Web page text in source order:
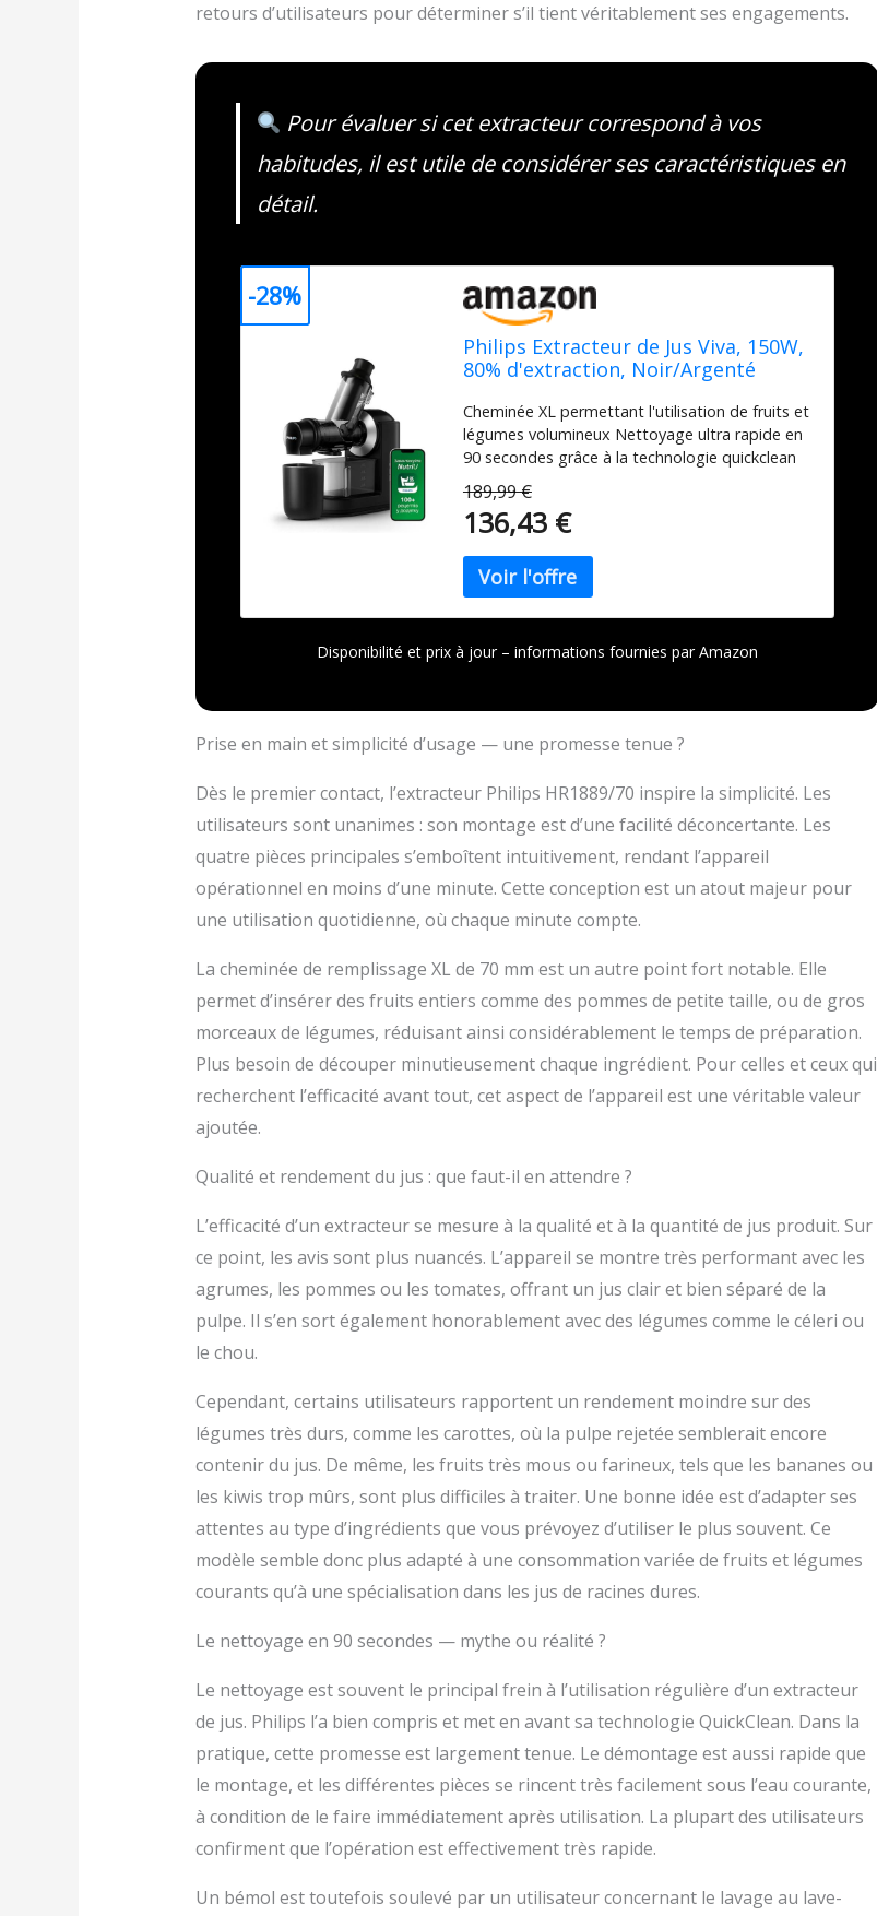
retours d’utilisateurs pour déterminer s’il tient véritablement ses engagements.
Pour évaluer si cet extracteur correspond à vos
habitudes, il est utile de considérer ses caractéristiques en
détail.
Philips Extracteur de Jus Viva, 150W,
80% d'extraction, Noir/Argenté
Cheminée XL permettant l'utilisation de fruits et
légumes volumineux Nettoyage ultra rapide en
90 secondes grâce à la technologie quickclean
innovante Masticating. Rangement et utilisation
simplifié grâce à son design compact.
de recette inclus et application gratuite
"HomeID" pour de délicieuses recettes de jus
189,99 €
136,43 €
-28%
Disponibilité et prix à jour – informations fournies par Amazon
Prise en main et simplicité d’usage — une promesse tenue ?
Dès le premier contact, l’extracteur Philips HR1889/70 inspire la simplicité. Les
utilisateurs sont unanimes : son montage est d’une facilité déconcertante. Les
quatre pièces principales s’emboîtent intuitivement, rendant l’appareil
opérationnel en moins d’une minute. Cette conception est un atout majeur pour
une utilisation quotidienne, où chaque minute compte.
La cheminée de remplissage XL de 70 mm est un autre point fort notable. Elle
permet d’insérer des fruits entiers comme des pommes de petite taille, ou de gros
morceaux de légumes, réduisant ainsi considérablement le temps de préparation.
Plus besoin de découper minutieusement chaque ingrédient. Pour celles et ceux qui
recherchent l’efficacité avant tout, cet aspect de l’appareil est une véritable valeur
ajoutée.
Qualité et rendement du jus : que faut-il en attendre ?
L’efficacité d’un extracteur se mesure à la qualité et à la quantité de jus produit. Sur
ce point, les avis sont plus nuancés. L’appareil se montre très performant avec les
agrumes, les pommes ou les tomates, offrant un jus clair et bien séparé de la
pulpe. Il s’en sort également honorablement avec des légumes comme le céleri ou
le chou.
Cependant, certains utilisateurs rapportent un rendement moindre sur des
légumes très durs, comme les carottes, où la pulpe rejetée semblerait encore
contenir du jus. De même, les fruits très mous ou farineux, tels que les bananes ou
les kiwis trop mûrs, sont plus difficiles à traiter. Une bonne idée est d’adapter ses
attentes au type d’ingrédients que vous prévoyez d’utiliser le plus souvent. Ce
modèle semble donc plus adapté à une consommation variée de fruits et légumes
courants qu’à une spécialisation dans les jus de racines dures.
Le nettoyage en 90 secondes — mythe ou réalité ?
Le nettoyage est souvent le principal frein à l’utilisation régulière d’un extracteur
de jus. Philips l’a bien compris et met en avant sa technologie QuickClean. Dans la
pratique, cette promesse est largement tenue. Le démontage est aussi rapide que
le montage, et les différentes pièces se rincent très facilement sous l’eau courante,
à condition de le faire immédiatement après utilisation. La plupart des utilisateurs
confirment que l’opération est effectivement très rapide.
Un bémol est toutefois soulevé par un utilisateur concernant le lavage au lave-